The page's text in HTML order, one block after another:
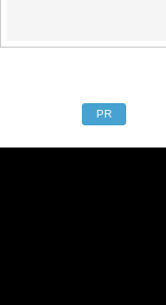
PR